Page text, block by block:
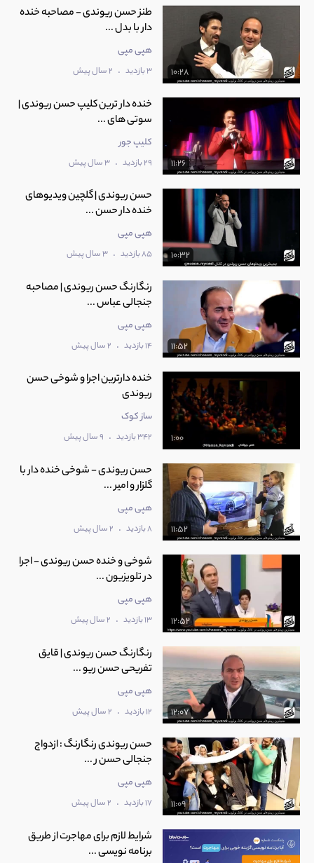
10:28
طنز حسن ریوندی - مصاحبه خنده
دار با بدل ...
هپی مپی
3 بازدید . 2 سال پیش
11:26
خنده دار ترین کلیپ حسن ریوندی |
سوتی های ...
کلیپ جور
29 بازدید . 3 سال پیش
10:32
حسن ریوندی | گلچین ویدیوهای
خنده دار حسن ...
هپی مپی
85 بازدید . 3 سال پیش
11:52
رنگارنگ حسن ریوندی | مصاحبه
جنجالی عباس ...
هپی مپی
14 بازدید . 2 سال پیش
1:00
‫خنده دارترین اجرا و شوخی حسن
ساز کوک
342 بازدید . 9 سال پیش
11:52
حسن ریوندی - شوخی خنده دار با
گلزار و امیر ...
هپی مپی
8 بازدید . 2 سال پیش
12:52
شوخی و خنده حسن ریوندی - اجرا
در تلویزیون ...
هپی مپی
13 بازدید . 2 سال پیش
12:07
رنگارنگ حسن ریوندی | قایق
تفریحی حسن ریو ...
هپی مپی
12 بازدید . 2 سال پیش
11:09
حسن ریوندی رنگارنگ : ازدواج
جنجالی حسن ر ...
هپی مپی
17 بازدید . 2 سال پیش
شرایط لازم برای مهاجرت از طریق
برنامه نویسی ...